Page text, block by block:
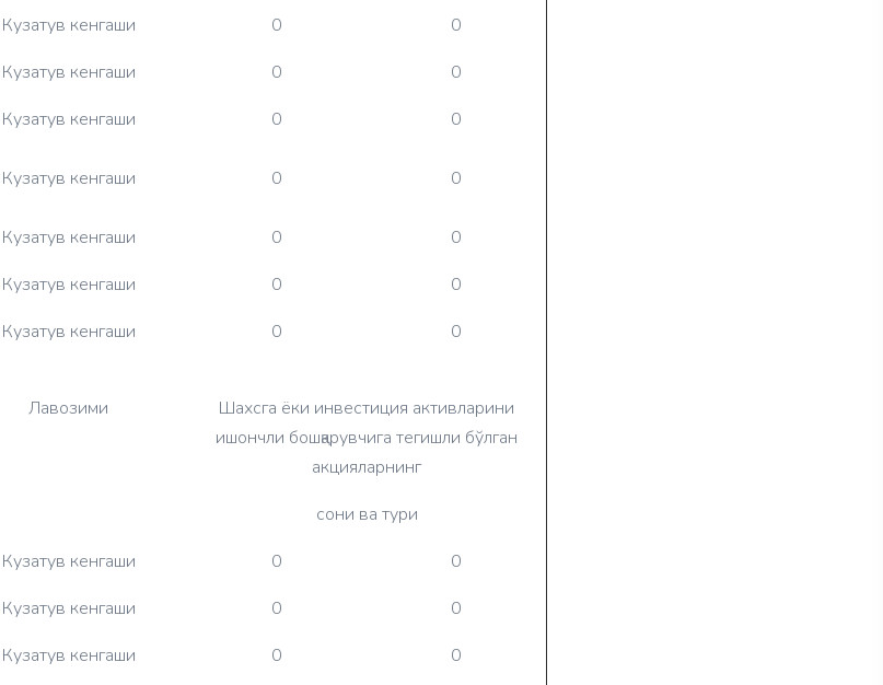
Кузатув кенгаши 0
0
Кузатув кенгаши 0
0
Кузатув кенгаши 0 0
Кузатув кенгаши 0 0
Кузатув кенгаши 0
0
Кузатув кенгаши 0
0
Кузатув кенгаши 0
0
Лавозими
Шахсга ёки инвестиция активларини
ишончли бошқарувчига тегишли бўлган
акцияларнинг
сони ва тури
Кузатув кенгаши 0
0
Кузатув кенгаши 0
0
Кузатув кенгаши 0 0